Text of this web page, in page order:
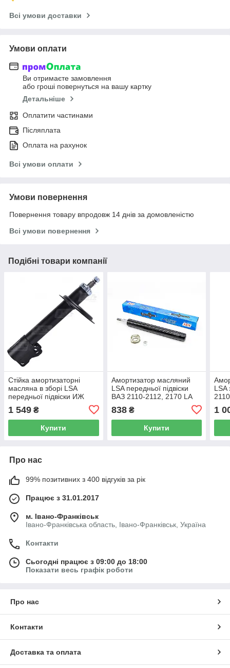
Всі умови доставки
Умови оплати
Ви отримаєте замовлення
або гроші повернуться на вашу картку
Детальніше
Оплатити частинами
Післяплата
Оплата на рахунок
Всі умови оплати
Умови повернення
Повернення товару впродовж 14 днів за домовленістю
Всі умови повернення
Подібні товари компанії
Стійка амортизаторні
масляна в зборі LSA
передньої підвіски ИЖ
2126 Ода, 2717 LA 2126-
2905010-72
1 549 ₴
Купити
Амортизатор масляний
LSA передньої підвіски
ВАЗ 2110-2112, 2170 LA
838₴
Купити
LSA
1
Про нас
99% позитивних з 400 відгуків за рік
Працює з 31.01.2017
м. Івано-Франківськ
Івано-Франківська область, Івано-Франківськ, Україна
Контакти
Сьогодні працює з 09:00 до 18:00
Показати весь графік роботи
Про нас
Контакти
Доставка та оплата